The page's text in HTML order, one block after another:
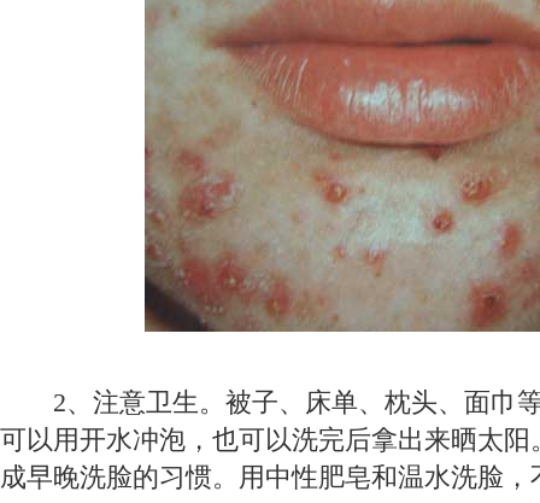
2、注意卫生。被子、床单、枕头、面巾
可以用开水冲泡，也可以洗完后拿出来晒太
成早晚洗脸的习惯。用中性肥皂和温水洗脸